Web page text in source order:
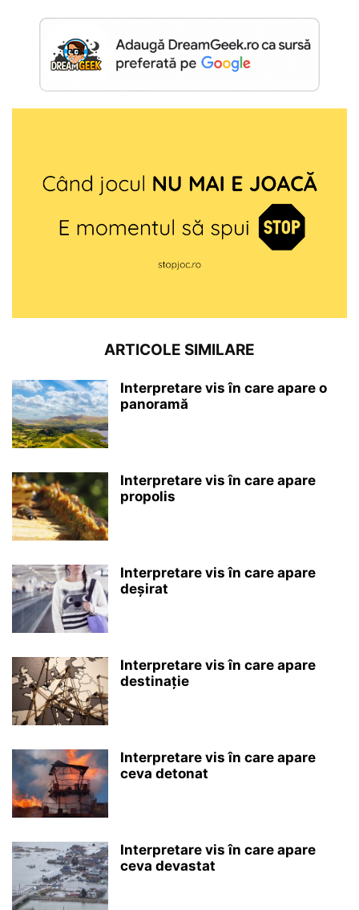
ARTICOLE SIMILARE
Interpretare vis în care apare o
panoramă
Interpretare vis în care apare
propolis
Interpretare vis în care apare
deșirat
Interpretare vis în care apare
destinație
Interpretare vis în care apare
ceva detonat
Interpretare vis în care apare
ceva devastat